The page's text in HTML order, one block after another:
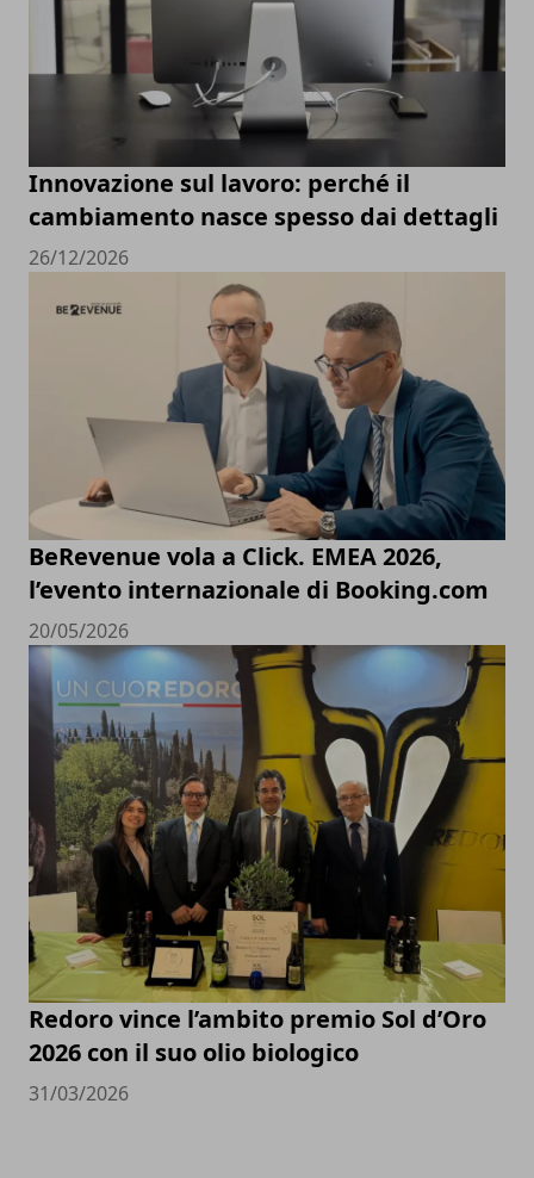
Innovazione sul lavoro: perché il
cambiamento nasce spesso dai dettagli
26/12/2026
BeRevenue vola a Click. EMEA 2026,
l’evento internazionale di Booking.com
20/05/2026
Redoro vince l’ambito premio Sol d’Oro
2026 con il suo olio biologico
31/03/2026